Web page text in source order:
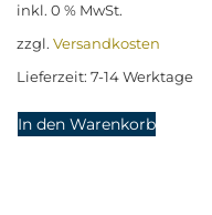
inkl. 0 % MwSt.
zzgl. Versandkosten
Lieferzeit: 7-14 Werktage
In den Warenkorb